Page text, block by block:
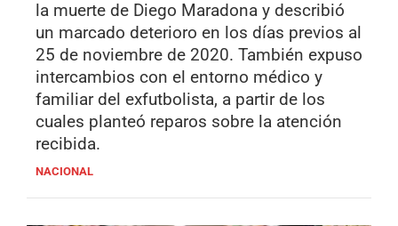
la muerte de Diego Maradona y describió
un marcado deterioro en los días previos al
25 de noviembre de 2020. También expuso
intercambios con el entorno médico y
familiar del exfutbolista, a partir de los
cuales planteó reparos sobre la atención
recibida.
NACIONAL